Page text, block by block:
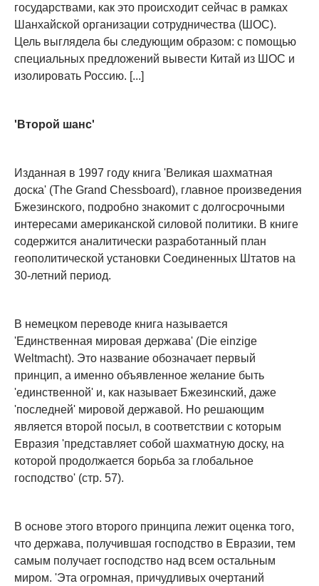
государствами, как это происходит сейчас в рамках
Шанхайской организации сотрудничества (ШОС).
Цель выглядела бы следующим образом: с помощью
специальных предложений вывести Китай из ШОС и
изолировать Россию. [...]
'Второй шанс'
Изданная в 1997 году книга 'Великая шахматная
доска' (The Grand Chessboard), главное произведения
Бжезинского, подробно знакомит с долгосрочными
интересами американской силовой политики. В книге
содержится аналитически разработанный план
геополитической установки Соединенных Штатов на
30-летний период.
В немецком переводе книга называется
'Единственная мировая держава' (Die einzige
Weltmacht). Это название обозначает первый
принцип, а именно объявленное желание быть
'единственной' и, как называет Бжезинский, даже
'последней' мировой державой. Но решающим
является второй посыл, в соответствии с которым
Евразия 'представляет собой шахматную доску, на
которой продолжается борьба за глобальное
господство' (стр. 57).
В основе этого второго принципа лежит оценка того,
что держава, получившая господство в Евразии, тем
самым получает господство над всем остальным
миром. 'Эта огромная, причудливых очертаний